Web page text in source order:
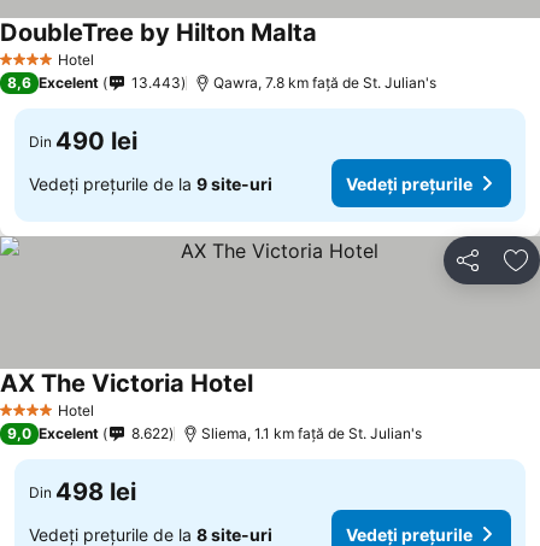
4 Stele Hotel
DoubleTree by Hilton Malta
8,6 Excelent 13.443 Qawra, 7.8 km faţă de St. Julian's
Din 490 lei
Vedeți prețurile de la 9 site-uri Vedeți prețurile
Distribuiți
4 Stele Hotel
AX The Victoria Hotel
9,0 Excelent 8.622 Sliema, 1.1 km faţă de St. Julian's
Din 498 lei
Vedeți prețurile de la 8 site-uri Vedeți prețurile